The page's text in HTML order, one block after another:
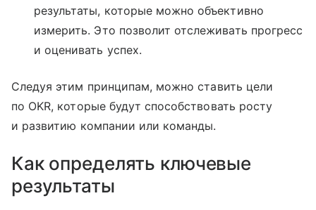
результаты, которые можно объективно
измерить. Это позволит отслеживать прогресс
и оценивать успех.
Следуя этим принципам, можно ставить цели
по OKR, которые будут способствовать росту
и развитию компании или команды.
Как определять ключевые
результаты